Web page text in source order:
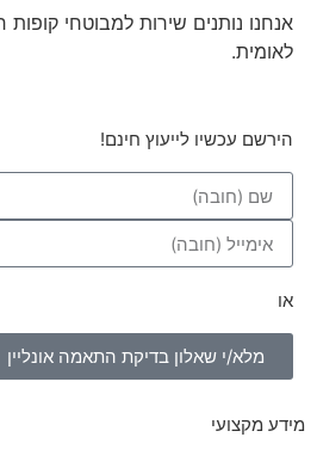
אנחנו נותנים שירות למבוטחי
לאומית.
הירשם עכשיו לייעוץ חינם!
או
מלא/י שאלון בדיקת התאמה אונליין
מידע מקצועי